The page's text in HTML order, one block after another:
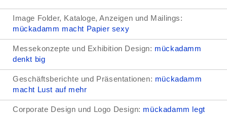
Image Folder, Kataloge, Anzeigen und Mailings:
mückadamm macht Papier sexy
Messekonzepte und Exhibition Design: mückadamm
denkt big
Geschäftsberichte und Präsentationen: mückadamm
macht Lust auf mehr
Corporate Design und Logo Design: mückadamm legt